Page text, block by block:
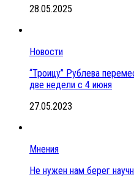
28.05.2025
Новости
“Троицу” Рублева
две недели с 4 июня
27.05.2023
Мнения
Не нужен нам берег